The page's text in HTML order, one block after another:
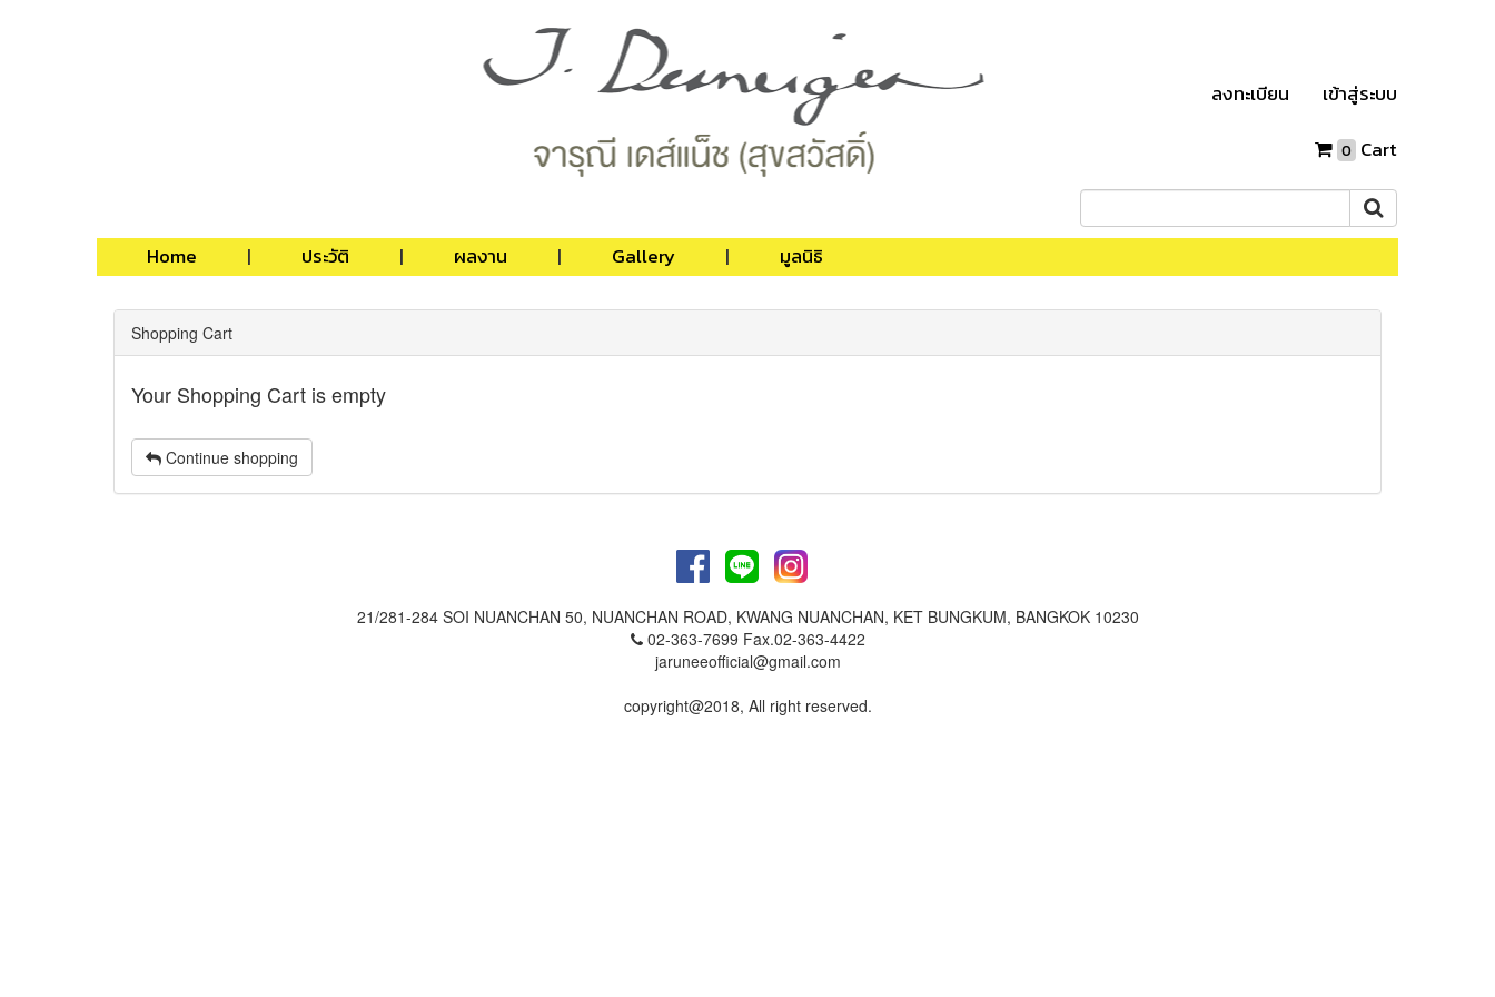
เข้าสู่ระบบ
ลงทะเบียน
0 Cart
Home ประวัติ ผลงาน Gallery มูลนิธิ
Shopping Cart
Your Shopping Cart is empty
Continue shopping
21/281-284 SOI NUANCHAN 50, NUANCHAN ROAD, KWANG NUANCHAN, KET BUNGKUM, BANGKOK 10230
02-363-7699 Fax.02-363-4422
jaruneeofficial@gmail.com
copyright@2018, All right reserved.